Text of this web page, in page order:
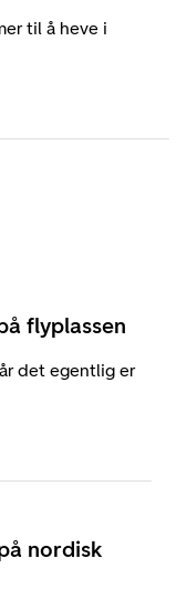
til å heve i
flyplassen
det egentlig er
nordisk